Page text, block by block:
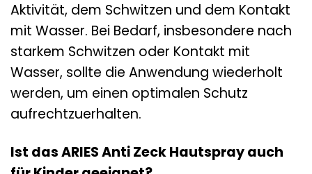
Aktivität, dem Schwitzen und dem Kontakt
mit Wasser. Bei Bedarf, insbesondere nach
starkem Schwitzen oder Kontakt mit
Wasser, sollte die Anwendung wiederholt
werden, um einen optimalen Schutz
aufrechtzuerhalten.
Ist das ARIES Anti Zeck Hautspray auch